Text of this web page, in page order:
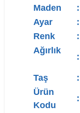
Maden :
Ayar
:
Renk
:
Ağırlık
:
Taş :
Ürün
Kodu
: